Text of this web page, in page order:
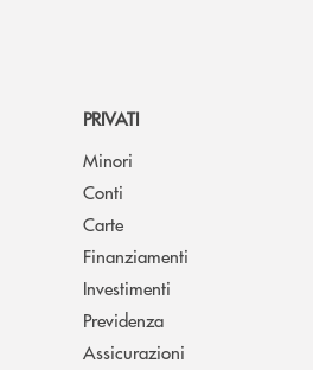
PRIVATI
Minori
Conti
Carte
Finanziamenti
Investimenti
Previdenza
Assicurazioni